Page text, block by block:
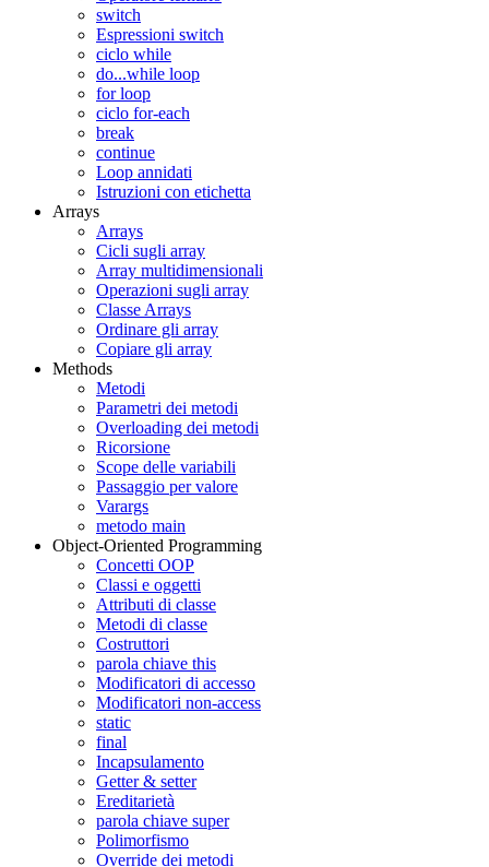
switch
Espressioni switch
ciclo while
do...while loop
for loop
ciclo for-each
break
continue
Loop annidati
Istruzioni con etichetta
Arrays
Arrays
Cicli sugli array
Array multidimensionali
Operazioni sugli array
Classe Arrays
Ordinare gli array
Copiare gli array
Methods
Metodi
Parametri dei metodi
Overloading dei metodi
Ricorsione
Scope delle variabili
Passaggio per valore
Varargs
metodo main
Object-Oriented Programming
Concetti OOP
Classi e oggetti
Attributi di classe
Metodi di classe
Costruttori
parola chiave this
Modificatori di accesso
Modificatori non-access
static
final
Incapsulamento
Getter & setter
Ereditarietà
parola chiave super
Polimorfismo
Override dei metodi